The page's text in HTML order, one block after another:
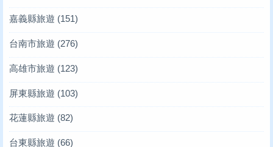
嘉義縣旅遊 (151)
台南市旅遊 (276)
高雄市旅遊 (123)
屏東縣旅遊 (103)
花蓮縣旅遊 (82)
台東縣旅遊 (66)